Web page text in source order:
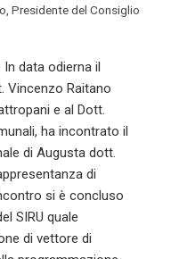
, Presidente del Consiglio
data odierna il
Vincenzo Raitano
e al Dott.
ha incontrato il
di Augusta dott.
di
si è concluso
SIRU quale
di vettore di